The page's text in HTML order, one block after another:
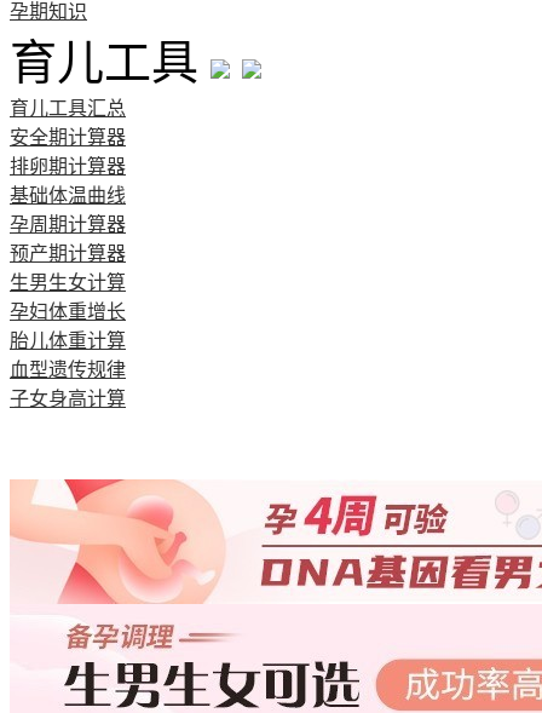
孕期知识
育儿工具
育儿工具汇总
安全期计算器
排卵期计算器
基础体温曲线
孕周期计算器
预产期计算器
生男生女计算
孕妇体重增长
胎儿体重计算
血型遗传规律
子女身高计算